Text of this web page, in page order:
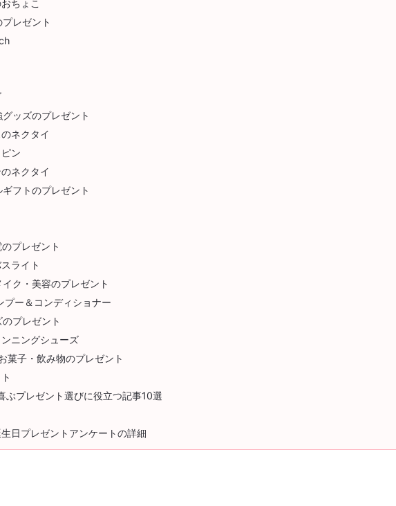
ちょこ
プレゼント
グッズのプレゼント
ネクタイ
ン
ネクタイ
ギフトのプレゼント
のプレゼント
ライト
イク・美容のプレゼント
プー＆コンディショナー
のプレゼント
ニングシューズ
菓子・飲み物のプレゼント
ぶプレゼント選びに役立つ記事10選
日プレゼントアンケートの詳細